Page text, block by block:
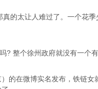
的太让人难过了。一个花
? 整个徐州政府就没有一个
的在微博实名发布，铁链